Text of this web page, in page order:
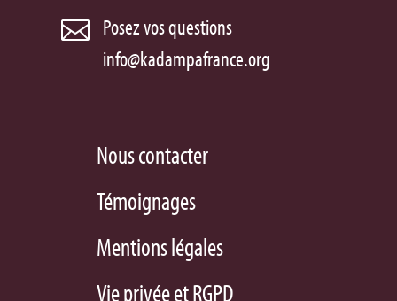
 Posez vos questions
info@kadampafrance.org
Nous contacter
Témoignages
Mentions légales
Vie privée et RGPD